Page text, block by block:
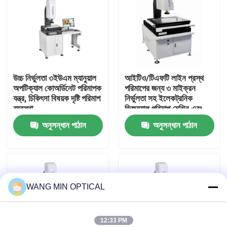
আমাদের সম্পর্কে
কারখানা ভ্রমণ
মান নিয়ন্ত্রণ
আমাদের সাথে যোগাযোগ
মামলা
সিএনসি ভিশন মেজারিং মেশিন
উচ্চ নির্ভুলতা ৩ইউএম ম্যানুয়াল
অপটিক্যাল কোঅর্ডিনেট পরিমাপক
যন্ত্র, চিকিৎসা বিষয়ক দৃষ্টি পরিমাপ
ব্যবস্থা
অনুসন্ধান পাঠান
আইটিও/টিএফটি লাইন প্রস্থ
পরিমাপের জন্য ৩ মাইক্রন
নির্ভুলতা সহ ইলেকট্রনিক
ভিজ্যুয়াল পরিমাপ মেশিন এবং
হ্যান্ড কন্ট্রোল ভেলোসিটি
অনুসন্ধান পাঠান
WANG MIN OPTICAL
12:33 PM